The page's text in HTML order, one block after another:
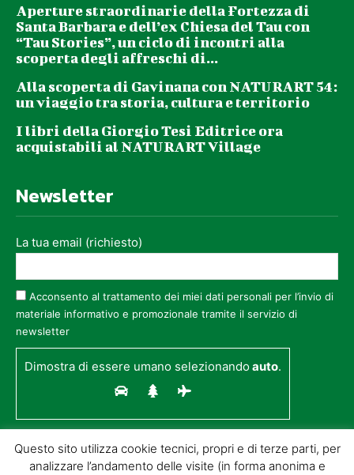
Aperture straordinarie della Fortezza di
Santa Barbara e dell’ex Chiesa del Tau con
“Tau Stories”, un ciclo di incontri alla
scoperta degli affreschi di...
Alla scoperta di Gavinana con NATURART 54:
un viaggio tra storia, cultura e territorio
I libri della Giorgio Tesi Editrice ora
acquistabili al NATURART Village
Newsletter
La tua email (richiesto)
Acconsento al trattamento dei miei dati personali per l’invio di
materiale informativo e promozionale tramite il servizio di
newsletter
Dimostra di essere umano selezionandoauto.
Questo sito utilizza cookie tecnici, propri e di terze parti, per
analizzare l’andamento delle visite (in forma anonima e